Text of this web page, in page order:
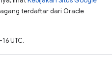
terdaftar dari Oracle
UTC.